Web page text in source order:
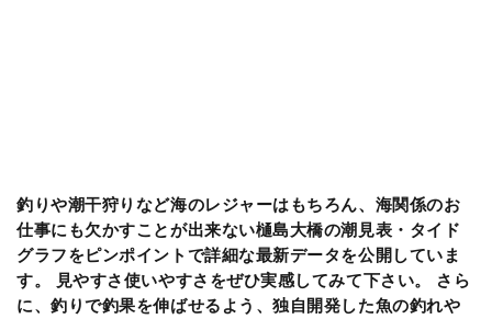
釣りや潮干狩りなど海のレジャーはもちろん、海関係のお
仕事にも欠かすことが出来ない樋島大橋の潮見表・タイド
グラフをピンポイントで詳細な最新データを公開していま
す。 見やすさ使いやすさをぜひ実感してみて下さい。 さら
に、釣りで釣果を伸ばせるよう、独自開発した魚の釣れや